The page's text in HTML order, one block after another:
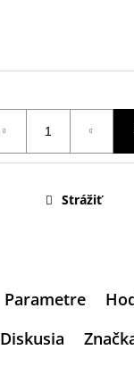
Strážiť
Parametre
Diskusia